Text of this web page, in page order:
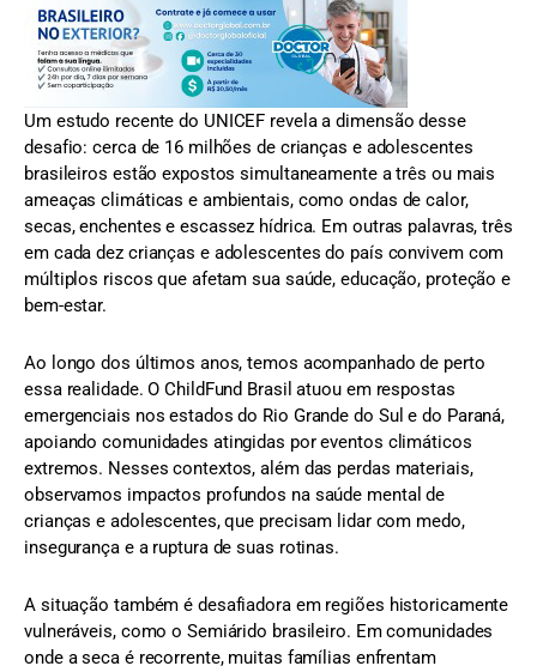
Um estudo recente do UNICEF revela a dimensão desse
desafio: cerca de 16 milhões de crianças e adolescentes
brasileiros estão expostos simultaneamente a três ou mais
ameaças climáticas e ambientais, como ondas de calor,
secas, enchentes e escassez hídrica. Em outras palavras, três
em cada dez crianças e adolescentes do país convivem com
múltiplos riscos que afetam sua saúde, educação, proteção e
bem-estar.
Ao longo dos últimos anos, temos acompanhado de perto
essa realidade. O ChildFund Brasil atuou em respostas
emergenciais nos estados do Rio Grande do Sul e do Paraná,
apoiando comunidades atingidas por eventos climáticos
extremos. Nesses contextos, além das perdas materiais,
observamos impactos profundos na saúde mental de
crianças e adolescentes, que precisam lidar com medo,
insegurança e a ruptura de suas rotinas.
A situação também é desafiadora em regiões historicamente
vulneráveis, como o Semiárido brasileiro. Em comunidades
onde a seca é recorrente, muitas famílias enfrentam